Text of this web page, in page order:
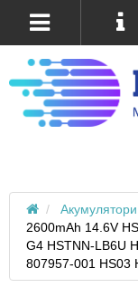
Акумулятори
2600mAh 14.6V
G4 HSTNN-LB6U
807957-001 HS03